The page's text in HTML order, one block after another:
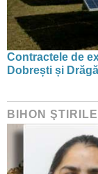
Contractele de
Dobrești și
BIHON